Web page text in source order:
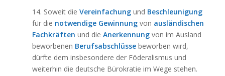
14. Soweit die Vereinfachungund Beschleunigung
für die notwendige Gewinnungvon ausländischen
Fachkräften und die Anerkennungvon im Ausland
beworbenen Berufsabschlüssebeworben wird,
dürfte dem insbesondere der Föderalismus und
weiterhin die deutsche Bürokratie im Wege stehen.